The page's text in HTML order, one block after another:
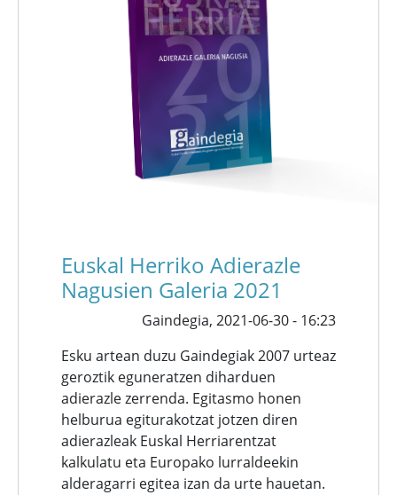
Euskal Herriko Adierazle
Nagusien Galeria 2021
Gaindegia, 2021-06-30 - 16:23
Esku artean duzu Gaindegiak 2007 urteaz
geroztik eguneratzen diharduen
adierazle zerrenda. Egitasmo honen
helburua egiturakotzat jotzen diren
adierazleak Euskal Herriarentzat
kalkulatu eta Europako lurraldeekin
alderagarri egitea izan da urte hauetan.